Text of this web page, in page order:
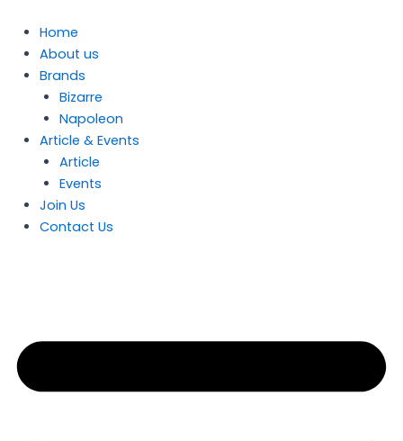
content
Home
About us
Brands
Bizarre
Napoleon
Article & Events
Article
Events
Join Us
Contact Us